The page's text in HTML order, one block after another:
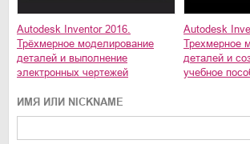
Autodesk Inventor 2016.
Трёхмерное моделирование
деталей и выполнение
электронных чертежей
Autodesk
Трехмерное
деталей и
учебное
ИМЯ ИЛИ NICKNAME